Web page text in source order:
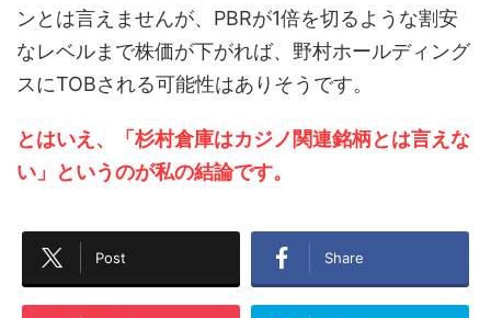
ンとは言えませんが、PBRが1倍を切るような割安
なレベルまで株価が下がれば、野村ホールディング
スにTOBされる可能性はありそうです。
とはいえ、「杉村倉庫はカジノ関連銘柄とは言えな
い」というのが私の結論です。
Post Share